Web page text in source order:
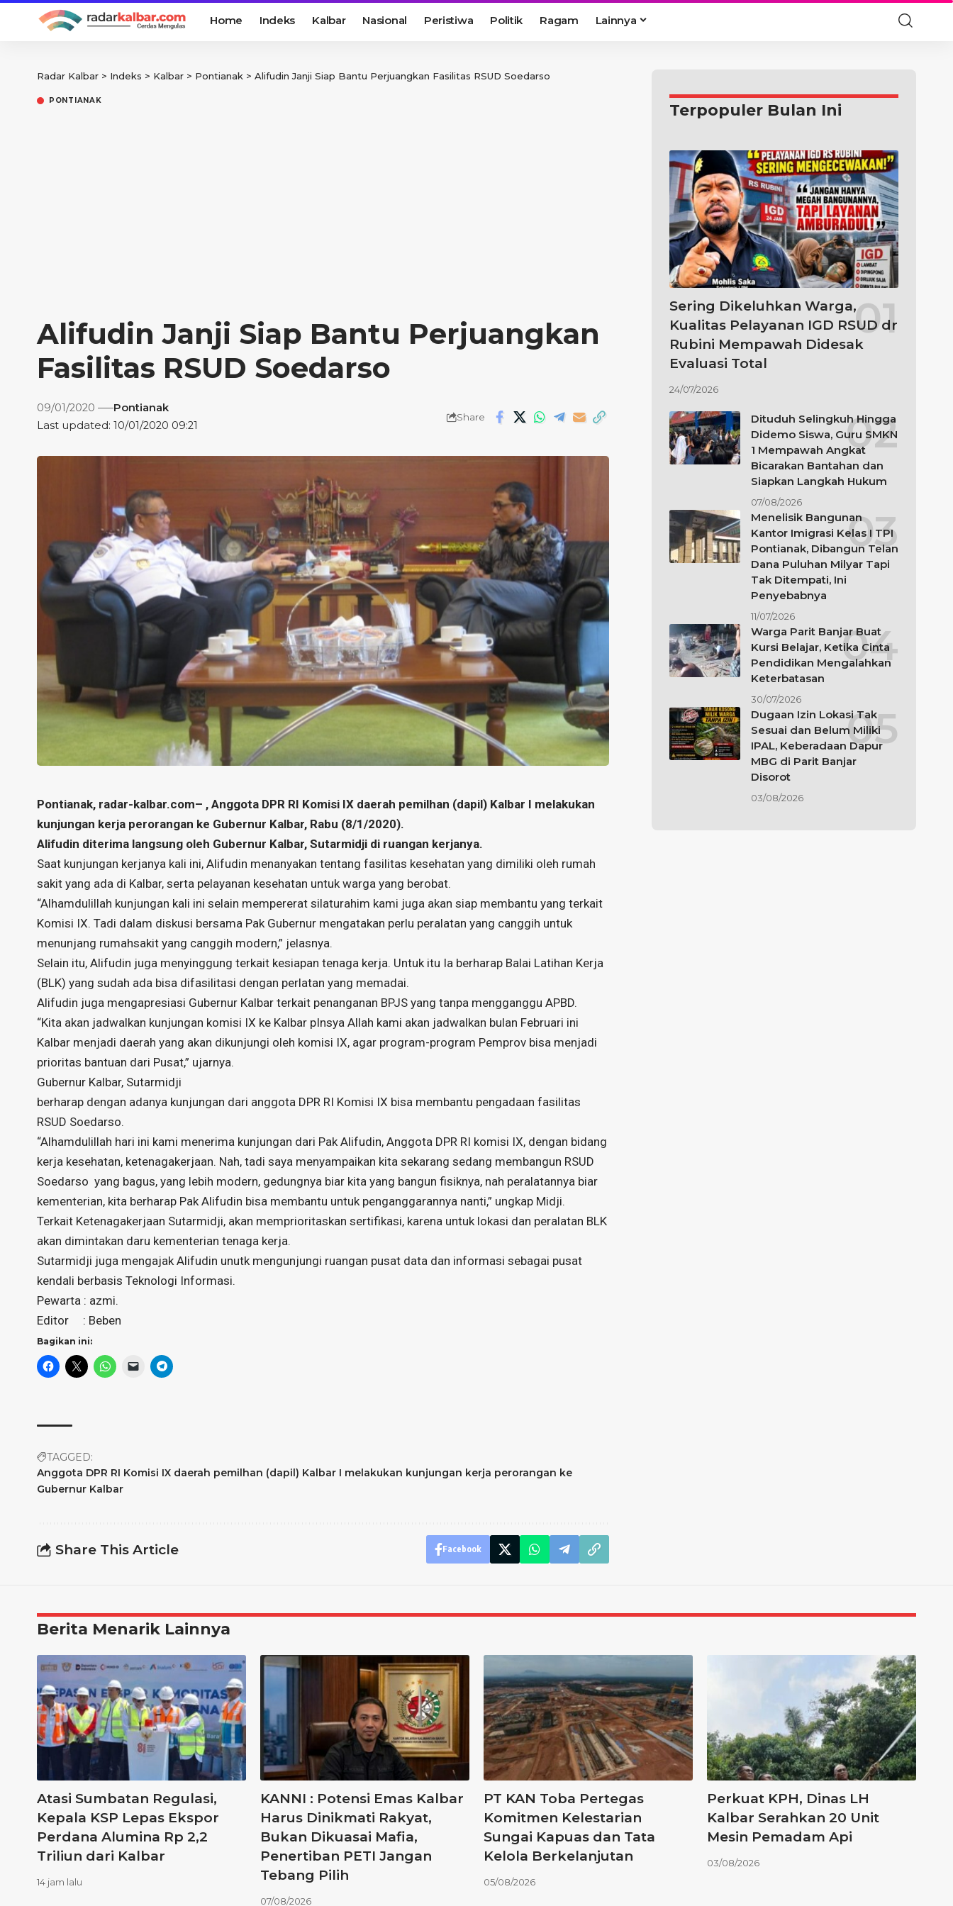
Home Indeks Kalbar Nasional Peristiwa Politik Ragam Lainnya
Radar Kalbar > Indeks > Kalbar > Pontianak > Alifudin Janji Siap Bantu Perjuangkan Fasilitas RSUD Soedarso
PONTIANAK
Alifudin Janji Siap Bantu Perjuangkan
Fasilitas RSUD Soedarso
Last updated: 10/01/2020 09:21
09/01/2020 Pontianak
Share
Pontianak, radar-kalbar.com– , Anggota DPR RI Komisi IX daerah pemilhan (dapil) Kalbar I melakukan
kunjungan kerja perorangan ke Gubernur Kalbar, Rabu (8/1/2020).
Alifudin diterima langsung oleh Gubernur Kalbar, Sutarmidji di ruangan kerjanya.
Saat kunjungan kerjanya kali ini, Alifudin menanyakan tentang fasilitas kesehatan yang dimiliki oleh rumah
sakit yang ada di Kalbar, serta pelayanan kesehatan untuk warga yang berobat.
“Alhamdulillah kunjungan kali ini selain mempererat silaturahim kami juga akan siap membantu yang terkait
Komisi IX. Tadi dalam diskusi bersama Pak Gubernur mengatakan perlu peralatan yang canggih untuk
menunjang rumahsakit yang canggih modern,” jelasnya.
Selain itu, Alifudin juga menyinggung terkait kesiapan tenaga kerja. Untuk itu Ia berharap Balai Latihan Kerja
(BLK) yang sudah ada bisa difasilitasi dengan perlatan yang memadai.
Alifudin juga mengapresiasi Gubernur Kalbar terkait penanganan BPJS yang tanpa mengganggu APBD.
“Kita akan jadwalkan kunjungan komisi IX ke Kalbar pInsya Allah kami akan jadwalkan bulan Februari ini
Kalbar menjadi daerah yang akan dikunjungi oleh komisi IX, agar program-program Pemprov bisa menjadi
prioritas bantuan dari Pusat,” ujarnya.
Gubernur Kalbar, Sutarmidji
berharap dengan adanya kunjungan dari anggota DPR RI Komisi IX bisa membantu pengadaan fasilitas
RSUD Soedarso.
“Alhamdulillah hari ini kami menerima kunjungan dari Pak Alifudin, Anggota DPR RI komisi IX, dengan bidang
kerja kesehatan, ketenagakerjaan. Nah, tadi saya menyampaikan kita sekarang sedang membangun RSUD
Soedarso yang bagus, yang lebih modern, gedungnya biar kita yang bangun fisiknya, nah peralatannya biar
kementerian, kita berharap Pak Alifudin bisa membantu untuk penganggarannya nanti,” ungkap Midji.
Terkait Ketenagakerjaan Sutarmidji, akan memprioritaskan sertifikasi, karena untuk lokasi dan peralatan BLK
akan dimintakan daru kementerian tenaga kerja.
Sutarmidji juga mengajak Alifudin unutk mengunjungi ruangan pusat data dan informasi sebagai pusat
kendali berbasis Teknologi Informasi.
Pewarta : azmi.
Editor : Beben
Bagikan ini:
TAGGED:
Anggota DPR RI Komisi IX daerah pemilhan (dapil) Kalbar I melakukan kunjungan kerja perorangan ke
Gubernur Kalbar
Share This Article Facebook
Terpopuler Bulan Ini
Sering Dikeluhkan Warga,
Kualitas Pelayanan IGD RSUD dr
Rubini Mempawah Didesak
Evaluasi Total
24/07/2026
Dituduh Selingkuh Hingga
Didemo Siswa, Guru SMKN
1 Mempawah Angkat
Bicarakan Bantahan dan
Siapkan Langkah Hukum
07/08/2026
Menelisik Bangunan
Kantor Imigrasi Kelas I TPI
Pontianak, Dibangun Telan
Dana Puluhan Milyar Tapi
Tak Ditempati, Ini
Penyebabnya
11/07/2026
Warga Parit Banjar Buat
Kursi Belajar, Ketika Cinta
Pendidikan Mengalahkan
Keterbatasan
30/07/2026
Dugaan Izin Lokasi Tak
Sesuai dan Belum Miliki
IPAL, Keberadaan Dapur
MBG di Parit Banjar
Disorot
03/08/2026
Berita Menarik Lainnya
Atasi Sumbatan Regulasi,
Kepala KSP Lepas Ekspor
Perdana Alumina Rp 2,2
Triliun dari Kalbar
14 jam lalu
KANNI : Potensi Emas Kalbar
Harus Dinikmati Rakyat,
Bukan Dikuasai Mafia,
Penertiban PETI Jangan
Tebang Pilih
07/08/2026
PT KAN Toba Pertegas
Komitmen Kelestarian
Sungai Kapuas dan Tata
Kelola Berkelanjutan
05/08/2026
Perkuat KPH, Dinas LH
Kalbar Serahkan 20 Unit
Mesin Pemadam Api
03/08/2026